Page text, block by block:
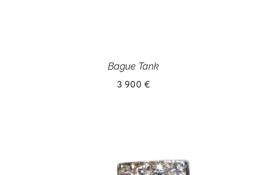
Bague Tank
3 900 €